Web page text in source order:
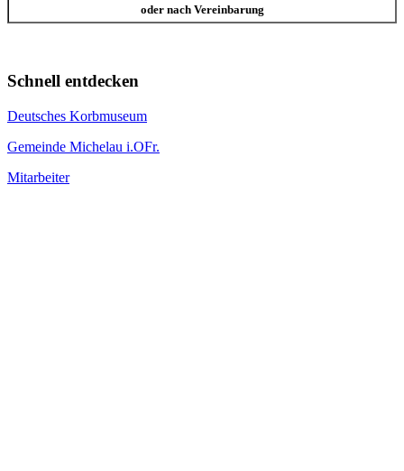
oder nach Vereinbarung
Schnell entdecken
Deutsches Korbmuseum
Gemeinde Michelau i.OFr.
Mitarbeiter